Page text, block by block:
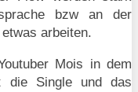
bzw an der
arbeiten.
Mois in dem
die Single und das